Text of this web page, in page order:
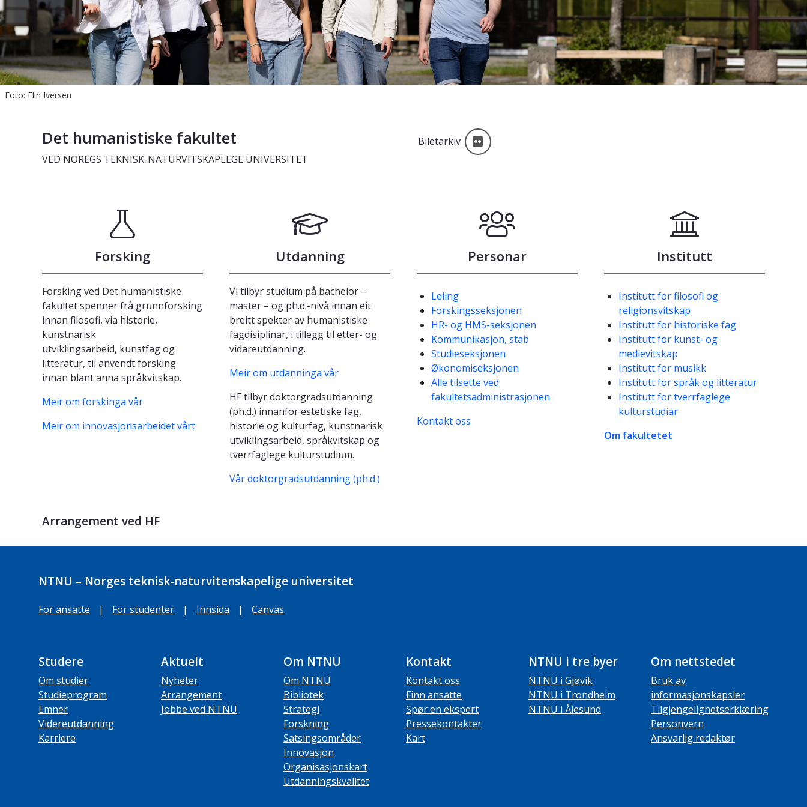
Foto: Elin Iversen
Det humanistiske fakultet
VED NOREGS TEKNISK-NATURVITSKAPLEGE UNIVERSITET
Biletarkiv Biletarkiv FotoWare
Forsking
Forsking ved Det humanistiske
fakultet spenner frå grunnforsking
innan filosofi, via historie,
kunstnarisk
utviklingsarbeid, kunstfag og
litteratur, til anvendt forsking
innan blant anna språkvitskap.
Meir om forskinga vår
Meir om innovasjonsarbeidet vårt
Utdanning
Vi tilbyr studium på bachelor –
master – og ph.d.-nivå innan eit
breitt spekter av humanistiske
fagdisiplinar, i tillegg til etter- og
vidareutdanning.
Meir om utdanninga vår
HF tilbyr doktorgradsutdanning
(ph.d.) innanfor estetiske fag,
historie og kulturfag, kunstnarisk
utviklingsarbeid, språkvitskap og
tverrfaglege kulturstudium.
Vår doktorgradsutdanning (ph.d.)
Personar
Leiing
Forskingsseksjonen
HR- og HMS-seksjonen
Kommunikasjon, stab
Studieseksjonen
Økonomiseksjonen
Alle tilsette ved
fakultetsadministrasjonen
Kontakt oss
Institutt
Institutt for filosofi og
religionsvitskap
Institutt for historiske fag
Institutt for kunst- og
medievitskap
Institutt for musikk
Institutt for språk og litteratur
Institutt for tverrfaglege
kulturstudiar
Om fakultetet
Arrangement ved HF
NTNU – Norges teknisk-naturvitenskapelige universitet
For ansatte | For studenter | Innsida | Canvas
Studere
Om studier
Studieprogram
Emner
Videreutdanning
Karriere
Aktuelt
Nyheter
Arrangement
Jobbe ved NTNU
Om NTNU
Om NTNU
Bibliotek
Strategi
Forskning
Satsingsområder
Innovasjon
Organisasjonskart
Utdanningskvalitet
Kontakt
Kontakt oss
Finn ansatte
Spør en ekspert
Pressekontakter
Kart
NTNU i tre byer
NTNU i Gjøvik
NTNU i Trondheim
NTNU i Ålesund
Om nettstedet
Bruk av
informasjonskapsler
Tilgjengelighetserklæring
Personvern
Ansvarlig redaktør